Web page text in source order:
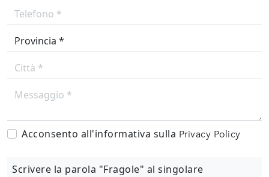
Acconsento all'informativa sulla Privacy Policy
Scrivere la parola "Fragole" al singolare